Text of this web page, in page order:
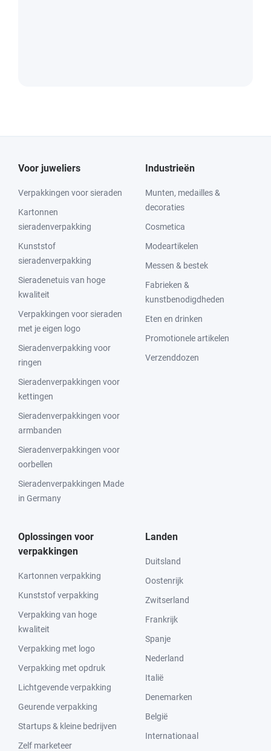
Voor juweliers
Verpakkingen voor sieraden
Kartonnen
sieradenverpakking
Kunststof
sieradenverpakking
Sieradenetuis van hoge
kwaliteit
Verpakkingen voor sieraden
met je eigen logo
Sieradenverpakking voor
ringen
Sieradenverpakkingen voor
kettingen
Sieradenverpakkingen voor
armbanden
Sieradenverpakkingen voor
oorbellen
Sieradenverpakkingen Made
in Germany
Industrieën
Munten, medailles &
decoraties
Cosmetica
Modeartikelen
Messen & bestek
Fabrieken &
kunstbenodigdheden
Eten en drinken
Promotionele artikelen
Verzenddozen
Oplossingen voor
verpakkingen
Kartonnen verpakking
Kunststof verpakking
Verpakking van hoge
kwaliteit
Verpakking met logo
Verpakking met opdruk
Lichtgevende verpakking
Geurende verpakking
Startups & kleine bedrijven
Zelf marketeer
Landen
Duitsland
Oostenrijk
Zwitserland
Frankrijk
Spanje
Nederland
Italië
Denemarken
België
Internationaal